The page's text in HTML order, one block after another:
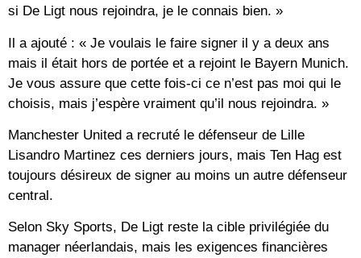
si De Ligt nous rejoindra, je le connais bien. »
Il a ajouté : « Je voulais le faire signer il y a deux ans
mais il était hors de portée et a rejoint le Bayern Munich.
Je vous assure que cette fois-ci ce n’est pas moi qui le
choisis, mais j’espère vraiment qu’il nous rejoindra. »
Manchester United a recruté le défenseur de Lille
Lisandro Martinez ces derniers jours, mais Ten Hag est
toujours désireux de signer au moins un autre défenseur
central.
Selon Sky Sports, De Ligt reste la cible privilégiée du
manager néerlandais, mais les exigences financières